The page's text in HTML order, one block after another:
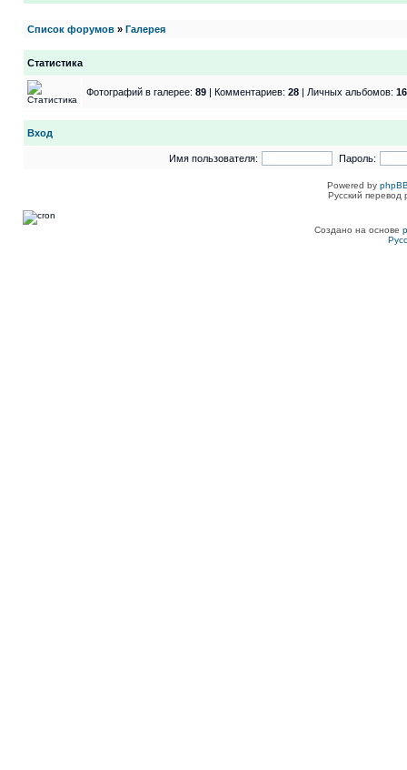
Список форумов » Галерея
Статистика
Фотографий в галерее: 89 | Комментариев: 28 | Личных альбомов: 16
Вход
Имя пользователя: Пароль:
Powered by
Русский
Создано на основе